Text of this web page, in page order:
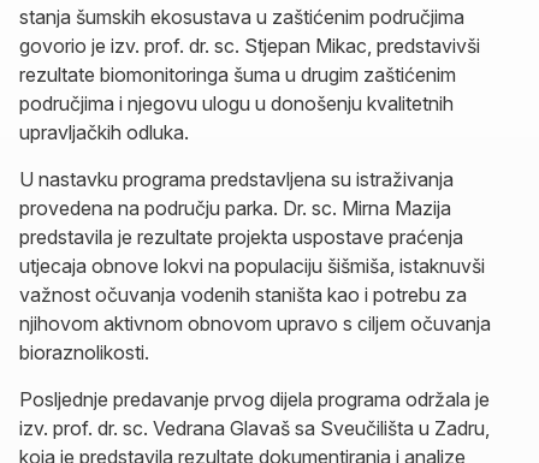
stanja šumskih ekosustava u zaštićenim područjima
govorio je izv. prof. dr. sc. Stjepan Mikac, predstavivši
rezultate biomonitoringa šuma u drugim zaštićenim
područjima i njegovu ulogu u donošenju kvalitetnih
upravljačkih odluka.
U nastavku programa predstavljena su istraživanja
provedena na području parka. Dr. sc. Mirna Mazija
predstavila je rezultate projekta uspostave praćenja
utjecaja obnove lokvi na populaciju šišmiša, istaknuvši
važnost očuvanja vodenih staništa kao i potrebu za
njihovom aktivnom obnovom upravo s ciljem očuvanja
bioraznolikosti.
Posljednje predavanje prvog dijela programa održala je
izv. prof. dr. sc. Vedrana Glavaš sa Sveučilišta u Zadru,
koja je predstavila rezultate dokumentiranja i analize